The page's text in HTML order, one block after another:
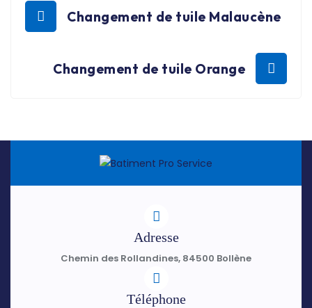
Changement de tuile Malaucène
Changement de tuile Orange
Adresse
Chemin des Rollandines, 84500 Bollène
Téléphone